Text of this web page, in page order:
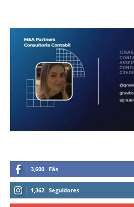
3,600 Fãs
1,362 Seguidores